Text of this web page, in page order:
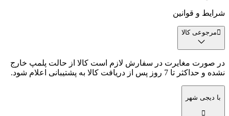
شرایط و قوانین
مرجوعی کالا
در صورت مغایرت در سفارش لازم است کالا از حالت پلمپ خارج
نشده و حداکثر تا 7 روز پس از دریافت کالا به پشتیبانی اعلام شود.
با دیجی شهر